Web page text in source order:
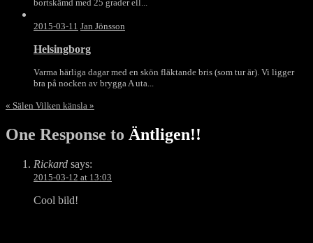
bortskämd med 25 grader ell...
2015-03-11 Jan Jönsson
Helsingborg
Varma härliga dagar med en skön fläktande bris (som tur är). Vi ligger
bra på nocken av brygga A uta...
« Sälen Vilken känsla »
One Response to Äntligen!!
Rickard says:
2015-03-12 at 13:03
Cool bild!